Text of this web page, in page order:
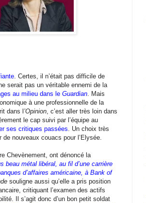
. Certes, il n’était pas difficile de
serait pas un véritable ennemi de la
au milieu dans le Guardian . Mais
à une professionnelle de la
dans l’Opinion , c’est aller très loin dans
le cap suivi par l’équipe au
ses critiques passées . Un choix très
nouveaux couacs pour l’Elysée.
Chevènement, ont dénoncé la
beau métal libéral, au fil d’une carrière
d’affaires américaine, à Bank of
souligne aussi qu’elle a pris position
critiquant l’examen des actifs
Il s’agit donc d’un bon petit soldat